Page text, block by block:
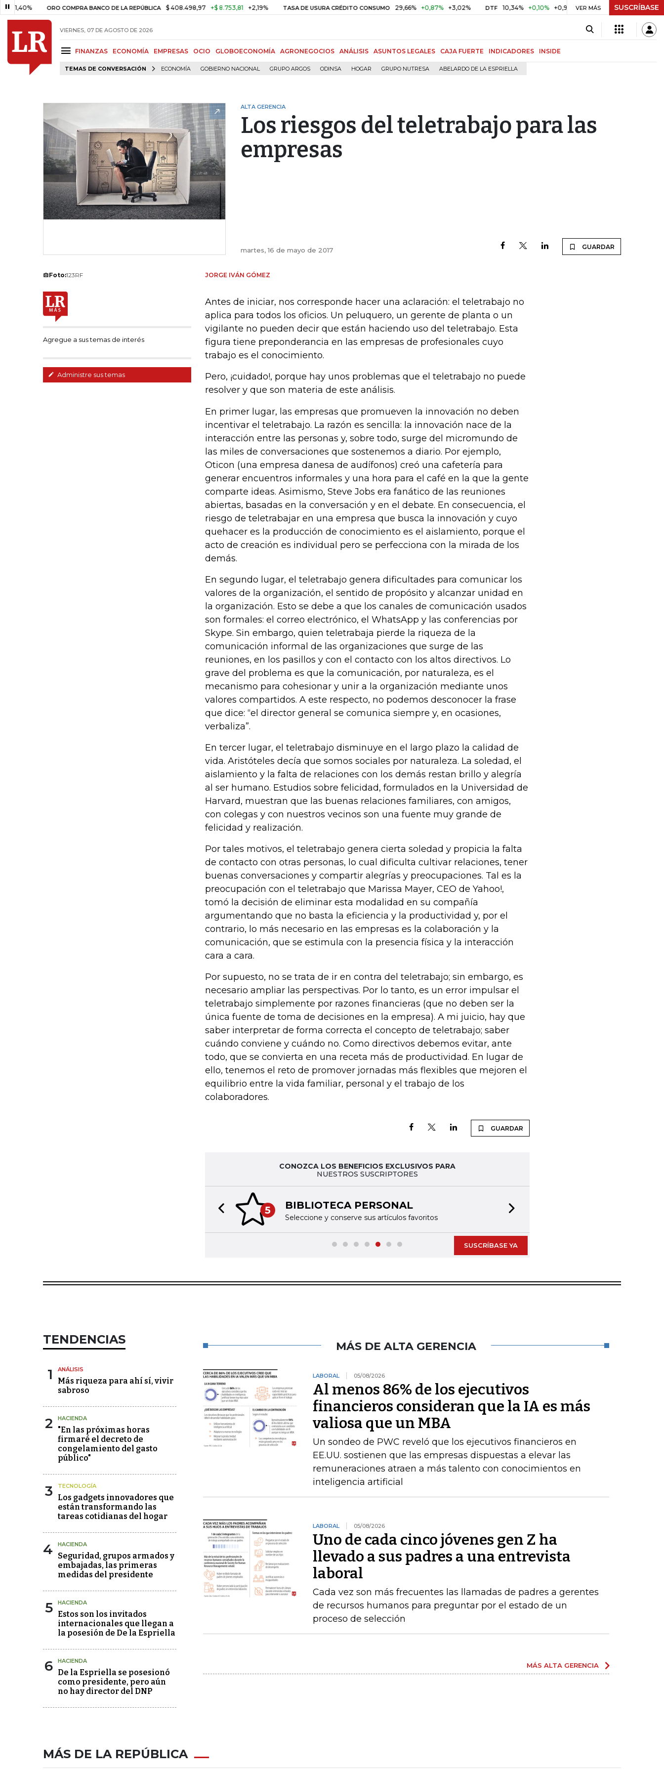
ORO COMPRA BANCO DE LA REPÚBLICA $ 408.498,97 +$ 8.753,81 +2,19% TASA DE USURA CRÉDITO CONSUMO 29,66% +0,87% +3,02% DTF 10,34% +0,10% +0,98% UVR $ 416,96 +$ 0,05 +0,01%
VER MÁS SUSCRÍBASE
VIERNES, 07 DE AGOSTO DE 2026
FINANZAS ECONOMÍA EMPRESAS OCIO GLOBOECONOMÍA AGRONEGOCIOS ANÁLISIS ASUNTOS LEGALES CAJA FUERTE INDICADORES INSIDE
TEMAS DE CONVERSACIÓN ECONOMÍA GOBIERNO NACIONAL GRUPO ARGOS ODINSA HOGAR GRUPO NUTRESA ABELARDO DE LA ESPRIELLA
ALTA GERENCIA
Los riesgos del teletrabajo para las
empresas
martes, 16 de mayo de 2017 GUARDAR
Foto:123RF
Agregue a sus temas de interés
Administre sus temas
JORGE IVÁN GÓMEZ
Antes de iniciar, nos corresponde hacer una aclaración: el teletrabajo no
aplica para todos los oficios. Un peluquero, un gerente de planta o un
vigilante no pueden decir que están haciendo uso del teletrabajo. Esta
figura tiene preponderancia en las empresas de profesionales cuyo
trabajo es el conocimiento.
Pero, ¡cuidado!, porque hay unos problemas que el teletrabajo no puede
resolver y que son materia de este análisis.
En primer lugar, las empresas que promueven la innovación no deben
incentivar el teletrabajo. La razón es sencilla: la innovación nace de la
interacción entre las personas y, sobre todo, surge del micromundo de
las miles de conversaciones que sostenemos a diario. Por ejemplo,
Oticon (una empresa danesa de audífonos) creó una cafetería para
generar encuentros informales y una hora para el café en la que la gente
comparte ideas. Asimismo, Steve Jobs era fanático de las reuniones
abiertas, basadas en la conversación y en el debate. En consecuencia, el
riesgo de teletrabajar en una empresa que busca la innovación y cuyo
quehacer es la producción de conocimiento es el aislamiento, porque el
acto de creación es individual pero se perfecciona con la mirada de los
demás.
En segundo lugar, el teletrabajo genera dificultades para comunicar los
valores de la organización, el sentido de propósito y alcanzar unidad en
la organización. Esto se debe a que los canales de comunicación usados
son formales: el correo electrónico, el WhatsApp y las conferencias por
Skype. Sin embargo, quien teletrabaja pierde la riqueza de la
comunicación informal de las organizaciones que surge de las
reuniones, en los pasillos y con el contacto con los altos directivos. Lo
grave del problema es que la comunicación, por naturaleza, es el
mecanismo para cohesionar y unir a la organización mediante unos
valores compartidos. A este respecto, no podemos desconocer la frase
que dice: “el director general se comunica siempre y, en ocasiones,
verbaliza”.
En tercer lugar, el teletrabajo disminuye en el largo plazo la calidad de
vida. Aristóteles decía que somos sociales por naturaleza. La soledad, el
aislamiento y la falta de relaciones con los demás restan brillo y alegría
al ser humano. Estudios sobre felicidad, formulados en la Universidad de
Harvard, muestran que las buenas relaciones familiares, con amigos,
con colegas y con nuestros vecinos son una fuente muy grande de
felicidad y realización.
Por tales motivos, el teletrabajo genera cierta soledad y propicia la falta
de contacto con otras personas, lo cual dificulta cultivar relaciones, tener
buenas conversaciones y compartir alegrías y preocupaciones. Tal es la
preocupación con el teletrabajo que Marissa Mayer, CEO de Yahoo!,
tomó la decisión de eliminar esta modalidad en su compañía
argumentando que no basta la eficiencia y la productividad y, por el
contrario, lo más necesario en las empresas es la colaboración y la
comunicación, que se estimula con la presencia física y la interacción
cara a cara.
Por supuesto, no se trata de ir en contra del teletrabajo; sin embargo, es
necesario ampliar las perspectivas. Por lo tanto, es un error impulsar el
teletrabajo simplemente por razones financieras (que no deben ser la
única fuente de toma de decisiones en la empresa). A mi juicio, hay que
saber interpretar de forma correcta el concepto de teletrabajo; saber
cuándo conviene y cuándo no. Como directivos debemos evitar, ante
todo, que se convierta en una receta más de productividad. En lugar de
ello, tenemos el reto de promover jornadas más flexibles que mejoren el
equilibrio entre la vida familiar, personal y el trabajo de los
colaboradores.
GUARDAR
CONOZCA LOS BENEFICIOS EXCLUSIVOS PARA
NUESTROS SUSCRIPTORES
5 BIBLIOTECA PERSONAL
Seleccione y conserve sus artículos favoritos
Previous slide
SUSCRÍBASE YA
TENDENCIAS
1 ANÁLISIS
Más riqueza para ahí sí, vivir
sabroso
2 HACIENDA
"En las próximas horas
firmaré el decreto de
congelamiento del gasto
público"
3 TECNOLOGÍA
Los gadgets innovadores que
están transformando las
tareas cotidianas del hogar
4 HACIENDA
Seguridad, grupos armados y
embajadas, las primeras
medidas del presidente
5 HACIENDA
Estos son los invitados
internacionales que llegan a
la posesión de De la Espriella
6 HACIENDA
De la Espriella se posesionó
como presidente, pero aún
no hay director del DNP
MÁS DE ALTA GERENCIA
LABORAL 05/08/2026
Al menos 86% de los ejecutivos
financieros consideran que la IA es más
valiosa que un MBA
Un sondeo de PWC reveló que los ejecutivos financieros en
EE.UU. sostienen que las empresas dispuestas a elevar las
remuneraciones atraen a más talento con conocimientos en
inteligencia artificial
LABORAL 05/08/2026
Uno de cada cinco jóvenes gen Z ha
llevado a sus padres a una entrevista
laboral
Cada vez son más frecuentes las llamadas de padres a gerentes
de recursos humanos para preguntar por el estado de un
proceso de selección
MÁS ALTA GERENCIA
MÁS DE LA REPÚBLICA